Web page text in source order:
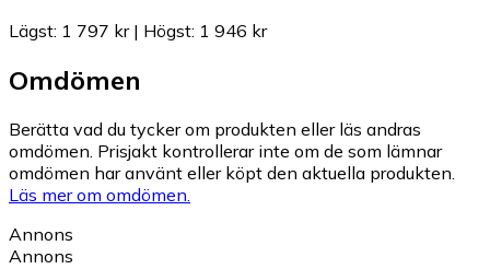
Lägst: 1 797 kr| Högst: 1 946 kr
Omdömen
Berätta vad du tycker om produkten eller läs andras
omdömen. Prisjakt kontrollerar inte om de som lämnar
omdömen har använt eller köpt den aktuella produkten.
Läs mer om omdömen.
Annons
Annons